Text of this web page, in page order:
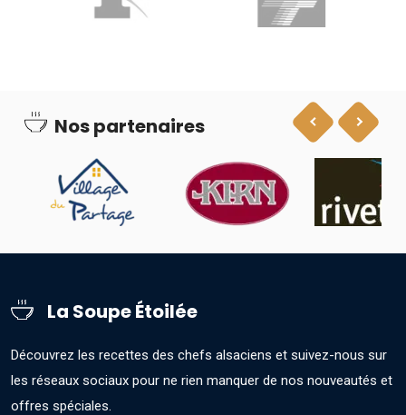
Nos partenaires
La Soupe Étoilée
Découvrez les recettes des chefs alsaciens et suivez-nous sur
les réseaux sociaux pour ne rien manquer de nos nouveautés et
offres spéciales.